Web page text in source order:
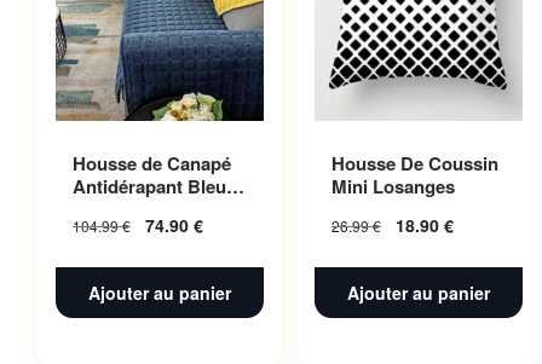
Housse de Canapé
Antidérapant Bleu
104.99€ 74.90 €
Ajouter au panier
Housse De Coussin
Mini Losanges
26.99€ 18.90 €
Ajouter au panier